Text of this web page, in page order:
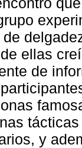
ellas
de
y